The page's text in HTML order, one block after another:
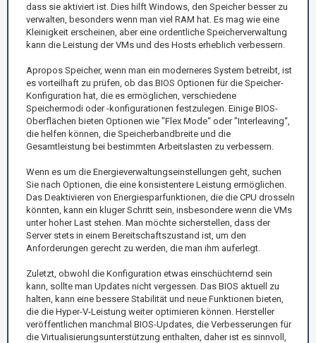
dass sie aktiviert ist. Dies hilft Windows, den Speicher besser zu
verwalten, besonders wenn man viel RAM hat. Es mag wie eine
Kleinigkeit erscheinen, aber eine ordentliche Speicherverwaltung
kann die Leistung der VMs und des Hosts erheblich verbessern.
Apropos Speicher, wenn man ein moderneres System betreibt, ist
es vorteilhaft zu prüfen, ob das BIOS Optionen für die Speicher-
Konfiguration hat, die es ermöglichen, verschiedene
Speichermodi oder -konfigurationen festzulegen. Einige BIOS-
Oberflächen bieten Optionen wie "Flex Mode“ oder "Interleaving“,
die helfen können, die Speicherbandbreite und die
Gesamtleistung bei bestimmten Arbeitslasten zu verbessern.
Wenn es um die Energieverwaltungseinstellungen geht, suchen
Sie nach Optionen, die eine konsistentere Leistung ermöglichen.
Das Deaktivieren von Energiesparfunktionen, die die CPU drosseln
könnten, kann ein kluger Schritt sein, insbesondere wenn die VMs
unter hoher Last stehen. Man möchte sicherstellen, dass der
Server stets in einem Bereitschaftszustand ist, um den
Anforderungen gerecht zu werden, die man ihm auferlegt.
Zuletzt, obwohl die Konfiguration etwas einschüchternd sein
kann, sollte man Updates nicht vergessen. Das BIOS aktuell zu
halten, kann eine bessere Stabilität und neue Funktionen bieten,
die die Hyper-V-Leistung weiter optimieren können. Hersteller
veröffentlichen manchmal BIOS-Updates, die Verbesserungen für
die Virtualisierungsunterstützung enthalten, daher ist es sinnvoll,